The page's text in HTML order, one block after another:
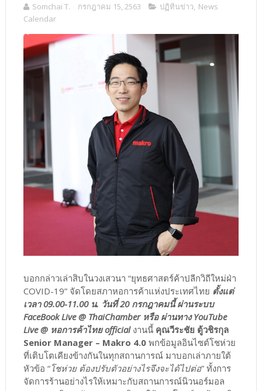
Somchai T. กรกฎาคม 15, 2563 ปฏิทินข่าว, News
Calendar
บอกกล่าวเล่าสิบในวงเสวนา “ยุทธศาสตร์ค้าปลีกวิถีใหม่ฝ่า
COVID-19” จัดโดยสภาหอการค้าแห่งประเทศไทย ตั้งแต่
เวลา 09.00-11.00 น. วันที่ 20 กรกฎาคมนี้ ผ่านระบบ
FaceBook Live @ ThaiChamber หรือ ผ่านทาง YouTube
Live @ หอการค้าไทย officialงานนี้ คุณวีระชัย ตู้วชิรกุล
Senior Manager – Makro 4.0พกข้อมูลอินไซต์โชห่วย
ที่เติบโตเคียงข้างกันในทุกสถานการณ์ มาบอกเล่าภายใต้
หัวข้อ “โชห่วย ต้องปรับตัวอย่างไรจึงจะได้ไปต่อ” ทั้งการ
จัดการร้านอย่างไรให้เหมาะกับสถานการณ์นิวนอร์มอล